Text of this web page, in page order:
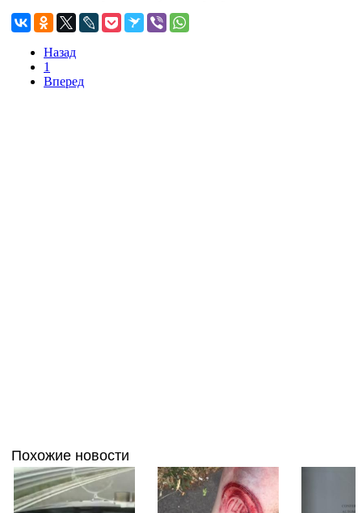
Назад
1
Вперед
Похожие новости